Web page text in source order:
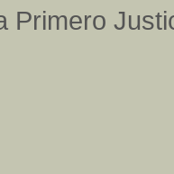
Primero